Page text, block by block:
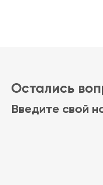
Остались
Введите свой